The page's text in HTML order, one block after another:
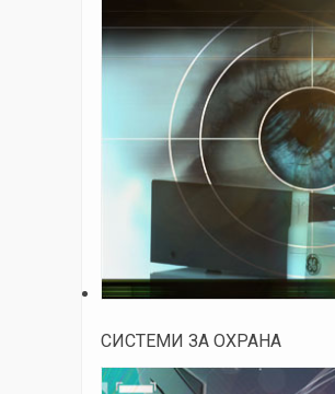
СИСТЕМИ ЗА ОХРАНА